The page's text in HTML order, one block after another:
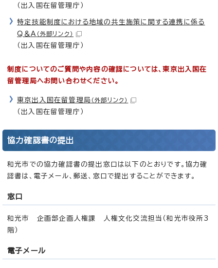
（出入国在留管理庁）
特定技能制度における地域の共生施策に関する連携に係る
Q＆A （外部リンク）
（出入国在留管理庁）
制度についてのご質問や内容の確認については、東京出入国在
留管理局へお問い合わせください。
東京出入国在留管理局 （外部リンク）
（出入国在留管理庁）
協力確認書の提出
和光市での協力確認書の提出窓口は以下のとおりです。協力確
認書は、電子メール、郵送、窓口で提出することができます。
窓口
和光市 企画部企画人権課 人権文化交流担当（和光市役所3
階）
電子メール